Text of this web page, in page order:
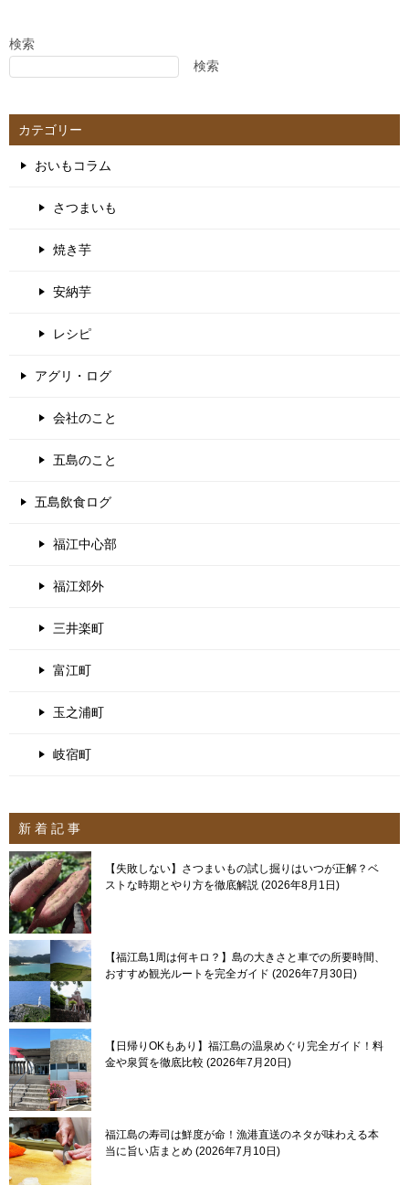
検索
検索
カテゴリー
おいもコラム
さつまいも
焼き芋
安納芋
レシピ
アグリ・ログ
会社のこと
五島のこと
五島飲食ログ
福江中心部
福江郊外
三井楽町
富江町
玉之浦町
岐宿町
新 着 記 事
【失敗しない】さつまいもの試し掘りはいつが正解？ベ
ストな時期とやり方を徹底解説 2026年8月1日
【福江島1周は何キロ？】島の大きさと車での所要時間、
おすすめ観光ルートを完全ガイド 2026年7月30日
【日帰りOKもあり】福江島の温泉めぐり完全ガイド！料
金や泉質を徹底比較 2026年7月20日
福江島の寿司は鮮度が命！漁港直送のネタが味わえる本
当に旨い店まとめ 2026年7月10日